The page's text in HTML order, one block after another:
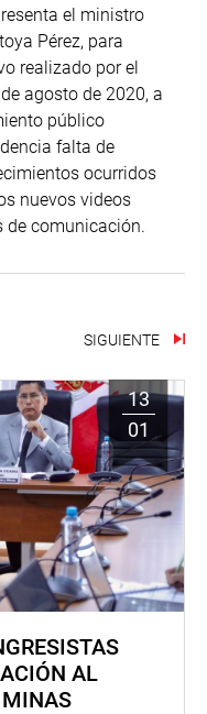
el ministro
Pérez, para
realizado por el
agosto de 2020, a
público
falta de
ocurridos
nuevos videos
de comunicación.
SIGUIENTE
13
01
AL
MINAS